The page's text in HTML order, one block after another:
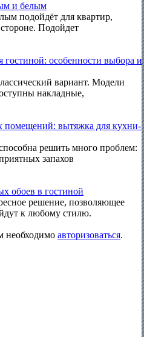
и белым
подойдёт для квартир,
Подойдет
особенности выбора и
вариант. Модели
накладные,
помещений: вытяжка для кухни-
решить много проблем:
запахов
обоев в гостиной
решение, позволяющее
к любому стилю.
необходимо авторизоваться.